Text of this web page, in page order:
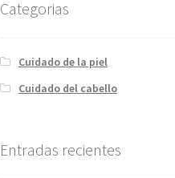
Categorias
Cuidado de la piel
Cuidado del cabello
Entradas recientes